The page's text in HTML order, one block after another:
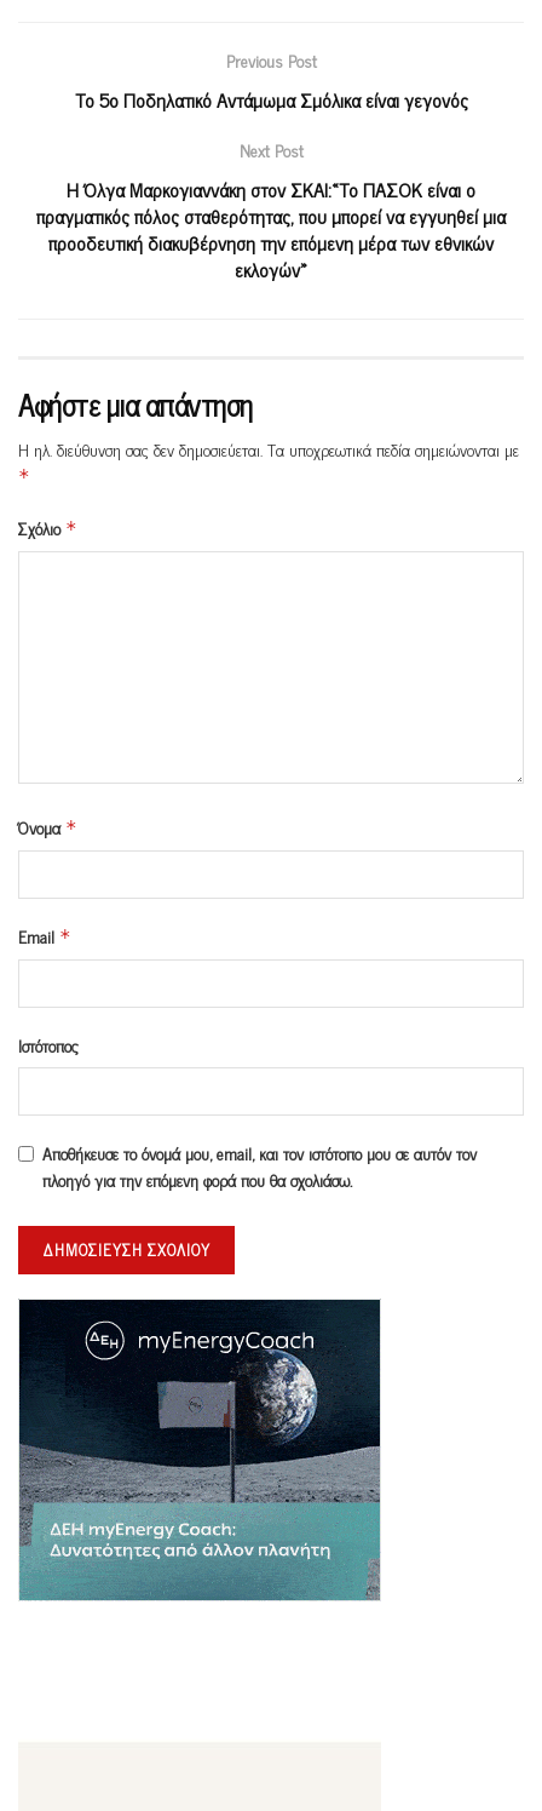
Previous Post
Το 5ο Ποδηλατικό Αντάμωμα Σμόλικα είναι γεγονός
Next Post
Η Όλγα Μαρκογιαννάκη στον ΣΚΑΙ:«Το ΠΑΣΟΚ είναι ο
πραγματικός πόλος σταθερότητας, που μπορεί να εγγυηθεί μια
προοδευτική διακυβέρνηση την επόμενη μέρα των εθνικών
εκλογών»
Αφήστε μια απάντηση
Η ηλ. διεύθυνση σας δεν δημοσιεύεται.Τα υποχρεωτικά πεδία σημειώνονται με
*
Σχόλιο *
Όνομα *
Email *
Ιστότοπος
Αποθήκευσε το όνομά μου, email, και τον ιστότοπο μου σε αυτόν τον
πλοηγό για την επόμενη φορά που θα σχολιάσω.